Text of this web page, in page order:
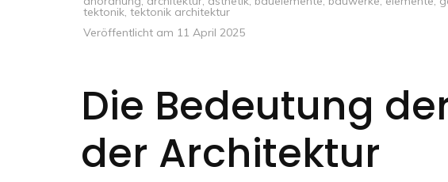
tektonik, tektonik architektur
Veröffentlicht am 11 April 2025
Die Bedeutung
der Architektur